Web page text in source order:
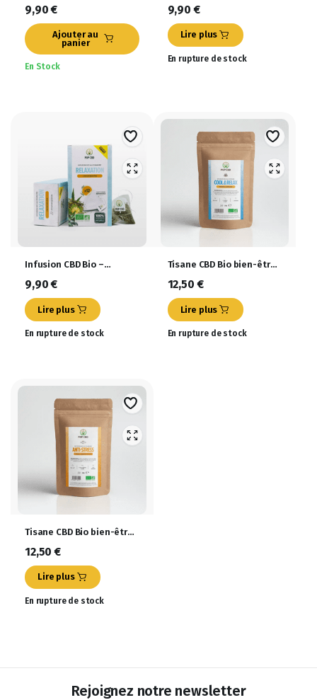
9,90€
Ajouter au
panier
En Stock
9,90€
Lire plus
En rupture de stock
Infusion CBD Bio –
9,90€
Lire plus
En rupture de stock
Tisane CBD Bio bien-être
12,50€
Lire plus
En rupture de stock
Tisane CBD Bio bien-être
12,50€
Lire plus
En rupture de stock
Rejoignez notre newsletter